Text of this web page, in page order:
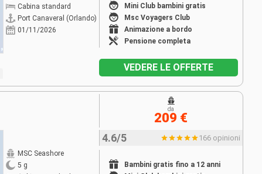
Cabina standard
Port Canaveral (Orlando)
01/11/2026
Mini Club bambini gratis
Msc Voyagers Club
Animazione a bordo
Pensione completa
VEDERE LE OFFERTE
MSC Seashore
5 g
4.6/5 166 opinioni
Bambini gratis fino a 12 anni
da
209 €